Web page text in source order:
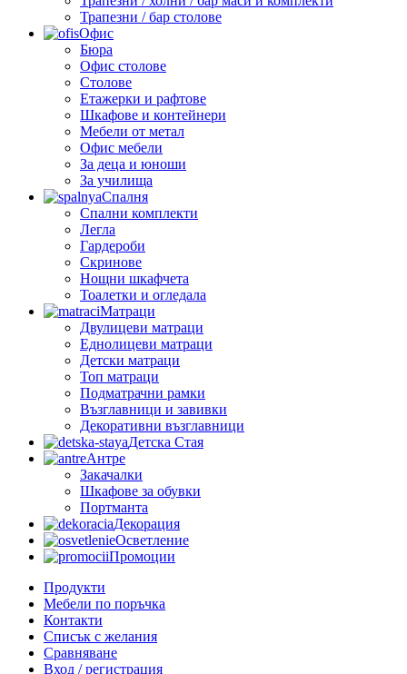
Трапезни / бар столове
Офис
Бюра
Офис столове
Столове
Етажерки и рафтове
Шкафове и контейнери
Мебели от метал
Офис мебели
За деца и юноши
За училища
Спалня
Спални комплекти
Легла
Гардероби
Скринове
Нощни шкафчета
Тоалетки и огледала
Матраци
Двулицеви матраци
Еднолицеви матраци
Детски матраци
Топ матраци
Подматрачни рамки
Възглавници и завивки
Декоративни възглавници
Детска Стая
Антре
Закачалки
Шкафове за обувки
Портманта
Декорация
Осветление
Промоции
Продукти
Мебели по поръчка
Контакти
Списък с желания
Сравняване
Вход / регистрация